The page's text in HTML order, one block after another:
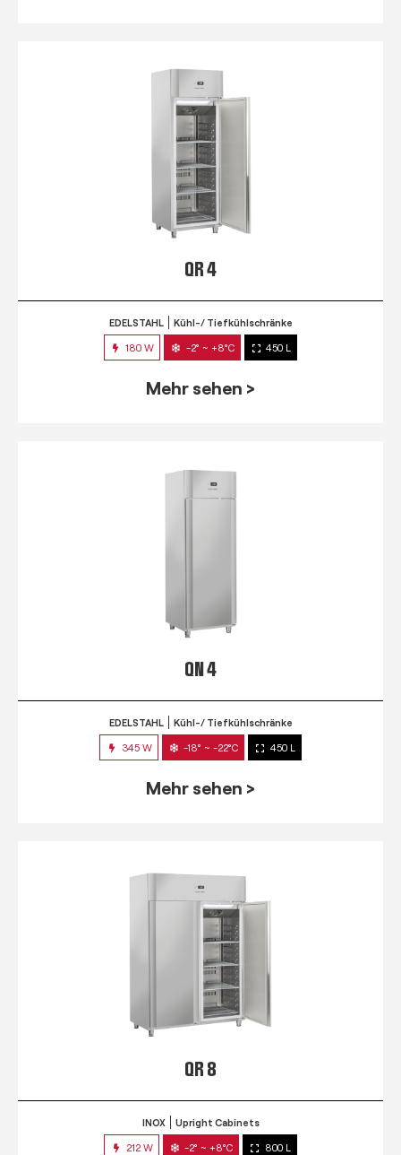
QR 4
EDELSTAHL Kühl-/ Tiefkühlschränke
180 W -2° ~ +8°C 450 L
Mehr sehen >
QN 4
EDELSTAHL Kühl-/ Tiefkühlschränke
345 W -18° ~ -22°C 450 L
Mehr sehen >
QR 8
INOX Upright Cabinets
212 W -2° ~ +8°C 800 L